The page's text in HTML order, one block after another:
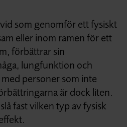
som genomför ett fysiskt
eller inom ramen för ett
förbättrar sin
lungfunktion och
personer som inte
är dock liten.
fast vilken typ av fysisk